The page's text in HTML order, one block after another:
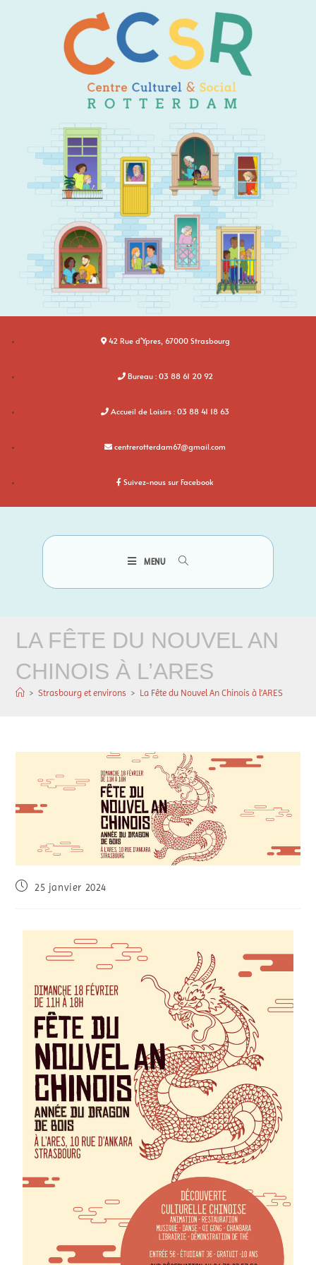
42 Rue d'Ypres, 67000 Strasbourg
Bureau : 03 88 61 20 92
Accueil de Loisirs : 03 88 41 18 63
centrerotterdam67@gmail.com
Suivez-nous sur Facebook
MENU
LA FÊTE DU NOUVEL AN
CHINOIS À L’ARES
> Strasbourg et environs > La Fête du Nouvel An Chinois à l’ARES
25 janvier 2024